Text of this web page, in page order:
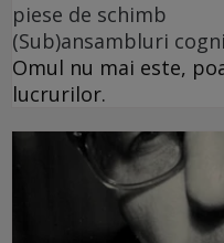
piese de schimb
(Sub)ansambluri
Omul nu mai este,
lucrurilor.